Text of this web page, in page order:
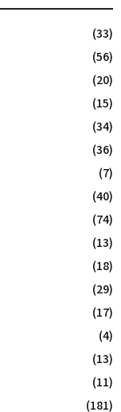
(33)
(56)
(20)
(15)
(34)
(36)
(7)
(40)
(74)
(13)
(18)
(29)
(17)
(4)
(13)
(11)
(181)